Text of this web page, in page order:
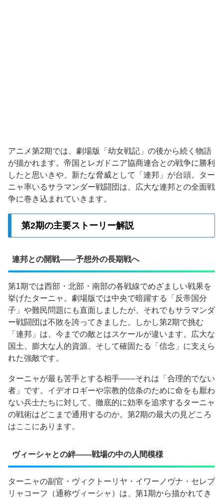
アニメ第2期では、劇場版「幼女戦記」の後から続く物語
が描かれます。帝国とレガドニア協商連合との戦争に勝利
したと思いきや、新たな脅威として「連邦」が台頭。ター
ニャ率いるサラマンダー戦闘団は、広大な連邦との全面戦
争に巻き込まれていきます。
第2期の主要ストーリー解説
連邦との開戦——予想外の長期戦へ
第1期では西部・北部・南部の各戦線でめざましい戦果を
挙げたターニャ。劇場版では中央で暗躍する「反帝国分
子」や難民問題にも直面しましたが、それでもサラマンダ
ー戦闘団は不敗を誇ってきました。しかし第2期で挑む
「連邦」は、今までの敵とはスケールが違います。広大な
国土、膨大な人的資源、そして確固たる「信念」に支えら
れた強敵です。
ターニャが最も苦手とする相手——それは「合理的でない
者」です。イデオロギーや宗教的信条のために命をも厭わ
ない兵士たちに対して、徹底的に効率を追求するターニャ
の戦術はどこまで通用するのか。第2期の最大の見どころ
はここにあります。
ヴィーシャとの絆——戦場の中の人間模様
ターニャの副官・ヴィクトーリヤ・イワーノヴナ・セレブ
リャコーフ（通称ヴィーシャ）は、第1期から描かれてき